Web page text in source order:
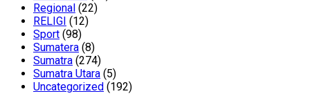
Regional (22)
RELIGI (12)
Sport (98)
Sumatera (8)
Sumatra (274)
Sumatra Utara (5)
Uncategorized (192)